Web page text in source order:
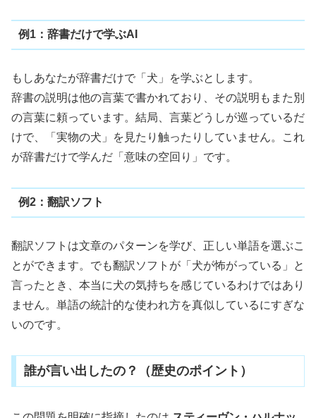
例1：辞書だけで学ぶAI
もしあなたが辞書だけで「犬」を学ぶとします。
辞書の説明は他の言葉で書かれており、その説明もまた別
の言葉に頼っています。結局、言葉どうしが巡っているだ
けで、「実物の犬」を見たり触ったりしていません。これ
が辞書だけで学んだ「意味の空回り」です。
例2：翻訳ソフト
翻訳ソフトは文章のパターンを学び、正しい単語を選ぶこ
とができます。でも翻訳ソフトが「犬が怖がっている」と
言ったとき、本当に犬の気持ちを感じているわけではあり
ません。単語の統計的な使われ方を真似しているにすぎな
いのです。
誰が言い出したの？（歴史のポイント）